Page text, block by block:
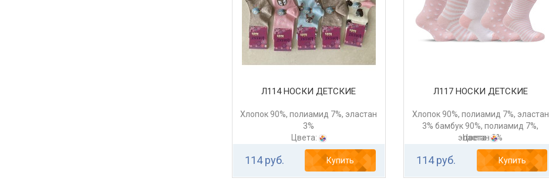
Л114 НОСКИ ДЕТСКИЕ
Хлопок 90%, полиамид 7%, эластан
3%
Цвета:
114 руб. Купить
Л117 НОСКИ ДЕТСКИЕ
Хлопок 90%, полиамид 7%, эластан
3% бамбук 90%, полиамид 7%,
эластан 3%
Цвета:
114 руб. Купить